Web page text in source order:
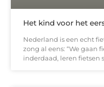
Het kind voor het
Nederland is een echt
zong al eens: “We gaan
inderdaad, leren fietsen